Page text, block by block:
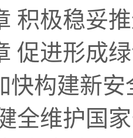
积极稳妥
促进形成
快构建新
全维护国